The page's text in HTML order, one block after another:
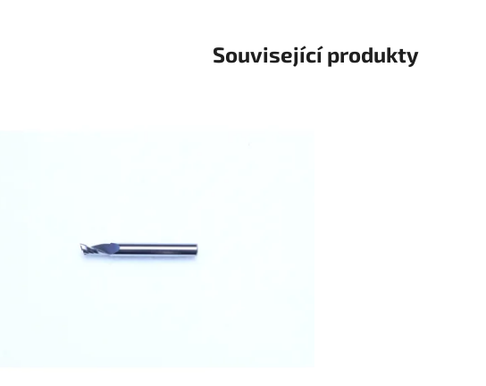
Související produkty